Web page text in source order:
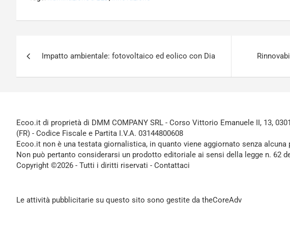
articoli
Impatto ambientale: fotovoltaico ed eolico con Dia
Ecoo.it di proprietà di DMM COMPANY SRL - Corso Vittorio Emanuele II, 13,
(FR) - Codice Fiscale e Partita I.V.A. 03144800608
Ecoo.it non è una testata giornalistica, in quanto viene aggiornato senza alcuna
Non può pertanto considerarsi un prodotto editoriale ai sensi della legge n. 62
Copyright ©2026 - Tutti i diritti riservati - Contattaci
Le attività pubblicitarie su questo sito sono gestite da theCoreAdv